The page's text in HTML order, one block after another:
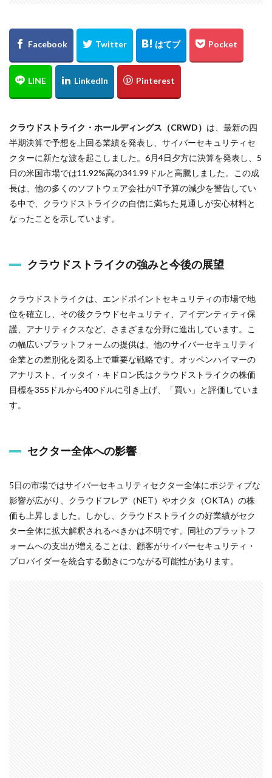
クラウドストライク・ホールディングス（CRWD） は、最新の四
半期決算で予想を上回る業績を発表し、サイバーセキュリティセ
クターに新たな波を起こしました。6月4日夕方に決算を発表し、5
日の米国市場では11.92%高の341.99ドルと高騰しました。この成
長は、他の多くのソフトウェア会社がIT予算の減少を警告してい
る中で、クラウドストライクの自信に満ちた見通しが安心材料と
なったことを示しています。
クラウドストライクの強みと今後の展望
クラウドストライクは、エンドポイントセキュリティの市場で地
位を確立し、その後クラウドセキュリティ、アイデンティティ保
護、アナリティクスなど、さまざまな分野に進出しています。こ
の幅広いプラットフォームの提供は、他のサイバーセキュリティ
企業との差別化を図る上で重要な戦略です。オッペンハイマーの
アナリスト、イッタイ・キドロン氏はクラウドストライクの株価
目標を355ドルから400ドルに引き上げ、「買い」と評価していま
す。
セクター全体への影響
5日の市場ではサイバーセキュリティセクター全体にポジティブな
影響が広がり、クラウドフレア（NET）やオクタ（OKTA）の株
価も上昇しました。しかし、クラウドストライクの好業績がセク
ター全体に拡大解釈されるべきかは不明です。同社のプラットフ
ォームへの支出が増えることは、顧客がサイバーセキュリティ・
プロバイダーを統合する動きにつながる可能性があります。